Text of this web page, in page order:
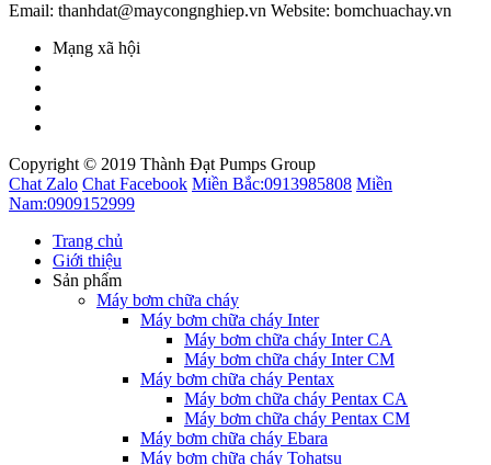
Email: thanhdat@maycongnghiep.vn Website: bomchuachay.vn
Mạng xã hội
Copyright © 2019 Thành Đạt Pumps Group
Chat Zalo Chat Facebook Miền Bắc:0913985808 Miền
Nam:0909152999
Trang chủ
Giới thiệu
Sản phẩm
Máy bơm chữa cháy
Máy bơm chữa cháy Inter
Máy bơm chữa cháy Inter CA
Máy bơm chữa cháy Inter CM
Máy bơm chữa cháy Pentax
Máy bơm chữa cháy Pentax CA
Máy bơm chữa cháy Pentax CM
Máy bơm chữa cháy Ebara
Máy bơm chữa cháy Tohatsu